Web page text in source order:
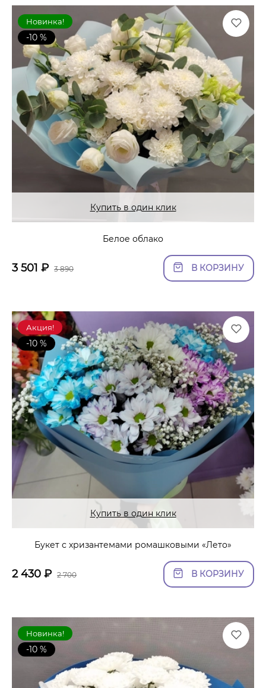
Новинка!
-10 %
Купить в один клик
Белое облако
3 501 ₽ 3 890 В КОРЗИНУ
Акция!
-10 %
Купить в один клик
Букет с хризантемами ромашковыми «Лето»
2 430 ₽ 2 700 В КОРЗИНУ
Новинка!
-10 %